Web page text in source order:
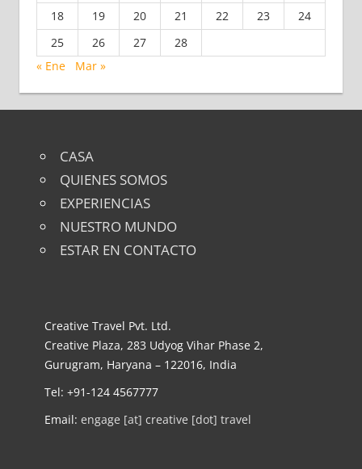
18
19 20 21 22 23
24
25
26 27
28
« Ene
Mar »
CASA
QUIENES SOMOS
EXPERIENCIAS
NUESTRO MUNDO
ESTAR EN CONTACTO
Creative Travel Pvt. Ltd.
Creative Plaza, 283 Udyog Vihar Phase 2,
Gurugram, Haryana – 122016, India
Tel: +91-124 4567777
Email: engage [at] creative [dot] travel